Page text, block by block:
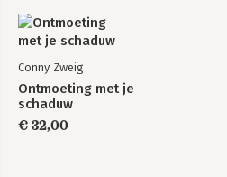
Conny Zweig
Ontmoeting met je
schaduw
€ 32,00